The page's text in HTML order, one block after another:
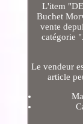
L'item
Buchet
vente
catégorie
Le vendeur
article